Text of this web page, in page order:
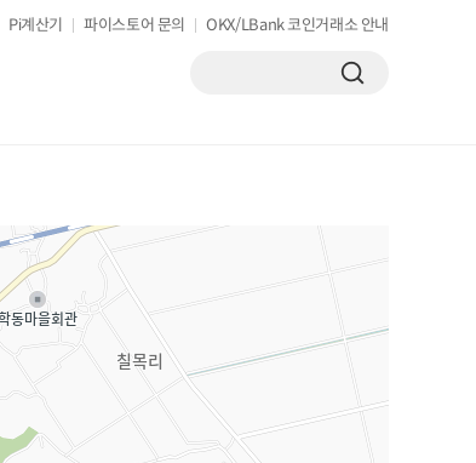
Pi계산기 파이스토어 문의 OKX/LBank 코인거래소 안내